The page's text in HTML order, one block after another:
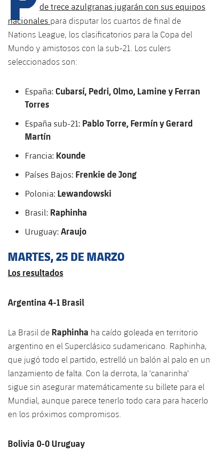
plusicon
más
Instalaciones
Palau Blaugrana
Estadi Johan Cruyff
Ciutat Esportiva
La Masia
plusicon
más
Servicios
Acreditaciones
Instalaciones
SUB13
SUB12
SUB11 A
SUB11 B
SUB10 B
SUB9 B
SUB8 A
SUB8 B
SUB13 B
SUB12 C
Entradas
Gameday Shows
Jugadores
Historia
Palmarés
Base
Barça Atlètic
Junior
Cadete B
Infantil A
Infantil B
Mini
Campus Verano
PLUSICON
MÁS
Primer Equipo
plusicon
más
Calendario
Entradas
Resultados
Clasificaciones
Historia
Palmarés
plusicon
más
Actualidad
Calendario
Resultados
Clasificaciones
Fotos
Base
Actualidad
Juvenil
Cadete B
Infantil A
Infantil B
Actualidad
Calendario
Entradas
Resultados
Fotos
Palmarés
Historia
Barça Atlètic
plusicon
más
Actualidad
Resultados
Base
Juvenil
PLUSICON
MÁS
plusicon
más
Calendario
Entradas
Resultados
Clasificaciones
Jugadores
Actualidad
Calendario
Jugadores
Clasificaciones
Base
Actualidad
Barça C
Juvenil
Campus Verano
PLUSICON
MÁS
de trece azulgranas jugarán con sus equipos
nacionales para disputar los cuartos de final de
Nations League, los clasificatorios para la Copa del
Mundo y amistosos con la sub-21. Los culers
seleccionados son:
España: Cubarsí, Pedri, Olmo, Lamine y Ferran
Torres
España sub-21: Pablo Torre, Fermín y Gerard
Martín
Francia: Kounde
Países Bajos: Frenkie de Jong
Polonia: Lewandowski
Brasil: Raphinha
Uruguay: Araujo
MARTES, 25 DE MARZO
Los resultados
Argentina 4-1 Brasil
La Brasil de Raphinha ha caído goleada en territorio
argentino en el Superclásico sudamericano. Raphinha,
que jugó todo el partido, estrelló un balón al palo en un
lanzamiento de falta. Con la derrota, la 'canarinha'
sigue sin asegurar matemáticamente su billete para el
Mundial, aunque parece tenerlo todo cara para hacerlo
en los próximos compromisos.
Bolivia 0-0 Uruguay